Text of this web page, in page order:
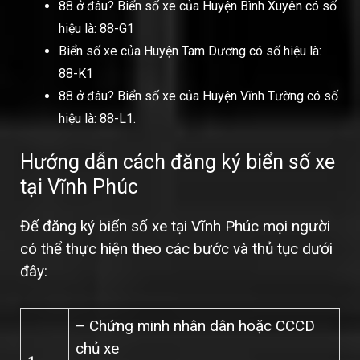
88 ở đâu? Biển số xe của Huyện Bình Xuyên có số
hiệu là: 88-G1
Biển số xe của Huyện Tam Dương có số hiệu là:
88-K1
88 ở đâu? Biển số xe của Huyện Vĩnh Tường có số
hiệu là: 88-L1.
Hướng dẫn cách đăng ký biển số xe
tại Vĩnh Phúc
Để đăng ký biển số xe tại Vĩnh Phúc mọi người
có thể thực hiện theo các bước và thủ tục dưới
đây:
– Chứng minh nhân dân hoặc CCCD
chủ xe